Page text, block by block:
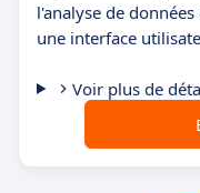
l'analyse de
une interface
Voir plus de